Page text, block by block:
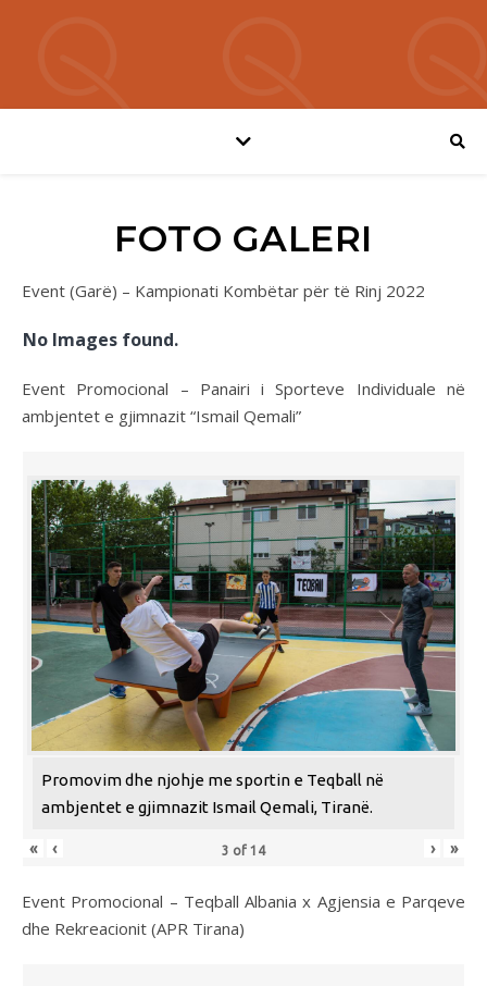
FOTO GALERI
Event (Garë) – Kampionati Kombëtar për të Rinj 2022
No Images found.
Event Promocional – Panairi i Sporteve Individuale në
ambjentet e gjimnazit “Ismail Qemali”
Promovim dhe njohje me sportin e Teqball në
ambjentet e gjimnazit Ismail Qemali, Tiranë.
« ‹ 3 of 14 › »
Event Promocional – Teqball Albania x Agjensia e Parqeve
dhe Rekreacionit (APR Tirana)